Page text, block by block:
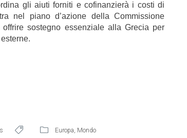
gli aiuti forniti e cofinanzierà i costi di
nel piano d’azione della Commissione
sostegno essenziale alla Grecia per
Europa, Mondo